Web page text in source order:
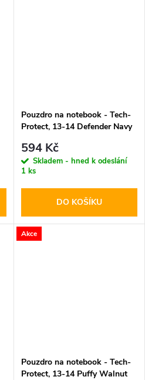
Pouzdro na notebook - Tech-
Protect, 13-14 Defender Navy
594 Kč
Skladem - hned k odeslání
1 ks
DO KOŠÍKU
Akce
Pouzdro na notebook - Tech-
Protect, 13-14 Puffy Walnut